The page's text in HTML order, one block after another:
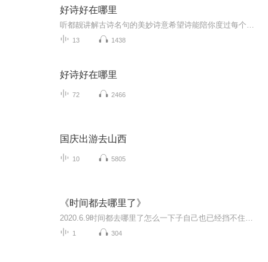
好诗好在哪里
13 1438
好诗好在哪里
72 2466
国庆出游去山西
10 5805
《时间都去哪里了》
1 304